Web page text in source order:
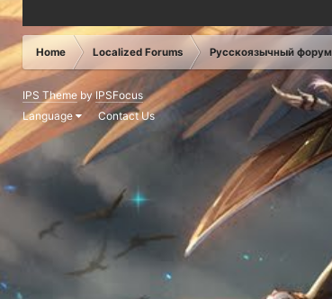
Home Localized Forums Русскоязычный форум
IPS ThemebyIPSFocus
Language
Contact Us